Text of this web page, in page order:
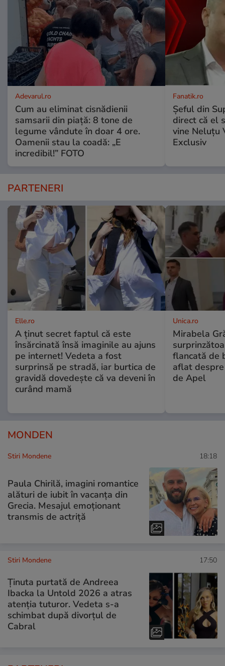
Adevarul.ro
Cum au eliminat cisnădienii
samsarii din piață: 8 tone de
legume vândute în doar 4 ore.
Oamenii stau la coadă: „E
incredibil!” FOTO
Fanatik.ro
Șeful din
direct că el
vine Neluțu
Exclusiv
PARTENERI
Elle.ro
A ținut secret faptul că este
însărcinată însă imaginile au ajuns
pe internet! Vedeta a fost
surprinsă pe stradă, iar burtica de
gravidă dovedește că va deveni în
curând mamă
Unica.ro
Mirabela
flancată de
aflat
de Apel
MONDEN
Stiri Mondene 18:18
Paula Chirilă, imagini romantice
alături de iubit în vacanța din
Grecia. Mesajul emoționant
transmis de actriță
Stiri Mondene 17:50
Ținuta purtată de Andreea
Ibacka la Untold 2026 a atras
atenția tuturor. Vedeta s-a
schimbat după divorțul de
Cabral